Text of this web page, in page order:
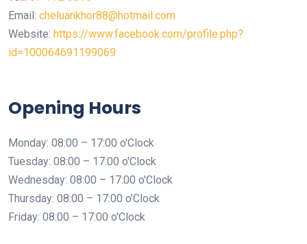
Email: cheluankhor88@hotmail.com
Website: https://www.facebook.com/profile.php?
id=100064691199069
Opening Hours
Monday: 08:00 – 17:00 o'Clock
Tuesday: 08:00 – 17:00 o'Clock
Wednesday: 08:00 – 17:00 o'Clock
Thursday: 08:00 – 17:00 o'Clock
Friday: 08:00 – 17:00 o'Clock